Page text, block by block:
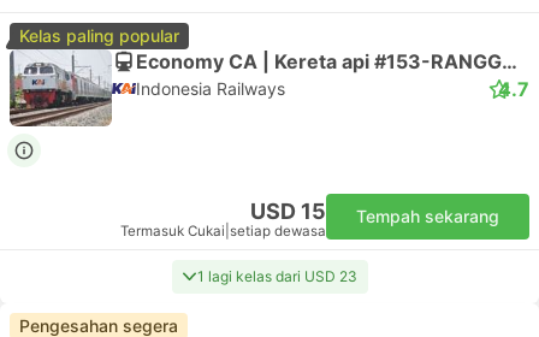
Kelas paling popular
Economy CA | Kereta api #153-RANGGAJATI
Indonesia Railways 4.7
USD 15
Termasuk Cukai setiap dewasa
Tempah sekarang
1 lagi kelas dari USD 23
Pengesahan segera